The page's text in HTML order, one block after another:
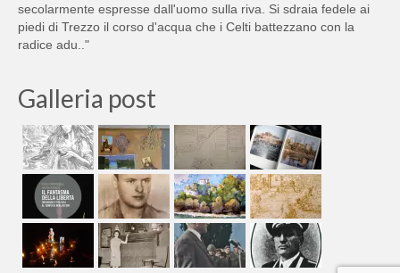
secolarmente espresse dall'uomo sulla riva. Si sdraia fedele ai
piedi di Trezzo il corso d'acqua che i Celti battezzano con la
radice adu.."
Galleria post